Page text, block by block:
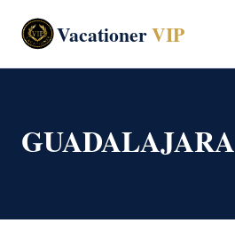
VacationerVIP
GUADALAJARA